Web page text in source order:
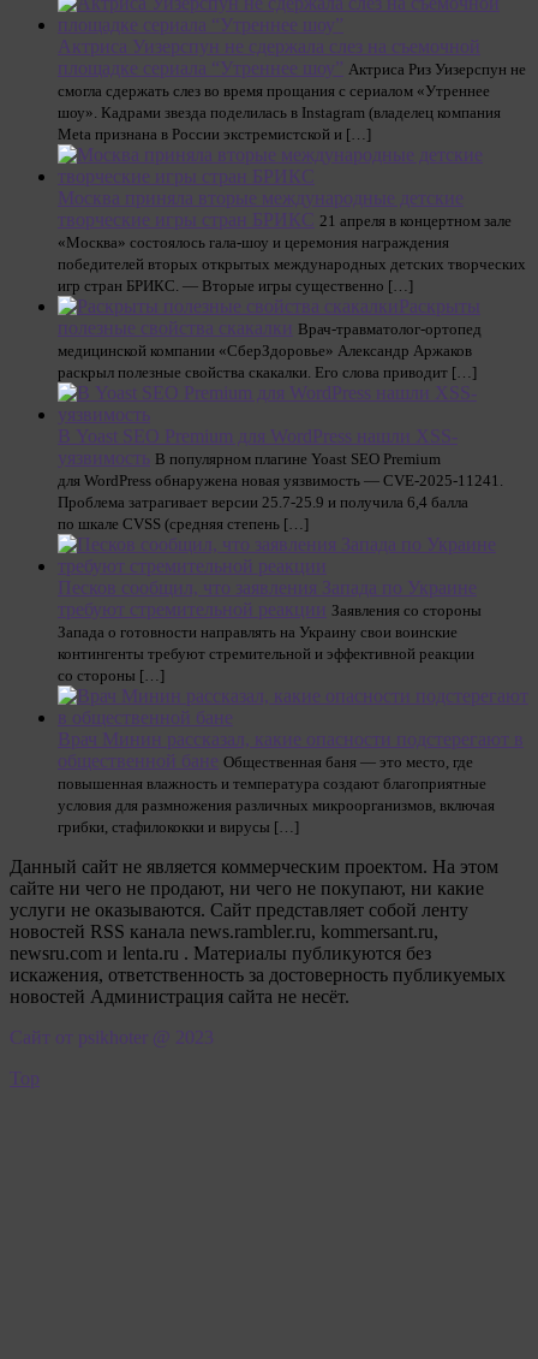
Актриса Уизерспун не сдержала слез на съемочной
площадке сериала “Утреннее шоу” Актриса Риз Уизерспун не
смогла сдержать слез во время прощания с сериалом «Утреннее
шоу». Кадрами звезда поделилась в Instagram (владелец компания
Meta признана в России экстремистской и […]
Москва приняла вторые международные детские
творческие игры стран БРИКС 21 апреля в концертном зале
«Москва» состоялось гала-шоу и церемония награждения
победителей вторых открытых международных детских творческих
игр стран БРИКС. — Вторые игры существенно […]
Раскрыты
полезные свойства скакалки Врач-травматолог-ортопед
медицинской компании «СберЗдоровье» Александр Аржаков
раскрыл полезные свойства скакалки. Его слова приводит […]
В Yoast SEO Premium для WordPress нашли XSS-
уязвимость В популярном плагине Yoast SEO Premium
для WordPress обнаружена новая уязвимость — CVE-2025-11241.
Проблема затрагивает версии 25.7-25.9 и получила 6,4 балла
по шкале CVSS (средняя степень […]
Песков сообщил, что заявления Запада по Украине
требуют стремительной реакции Заявления со стороны
Запада о готовности направлять на Украину свои воинские
контингенты требуют стремительной и эффективной реакции
со стороны […]
Врач Минин рассказал, какие опасности подстерегают в
общественной бане Общественная баня — это место, где
повышенная влажность и температура создают благоприятные
условия для размножения различных микроорганизмов, включая
грибки, стафилококки и вирусы […]
Данный сайт не является коммерческим проектом. На этом
сайте ни чего не продают, ни чего не покупают, ни какие
услуги не оказываются. Сайт представляет собой ленту
новостей RSS канала news.rambler.ru, kommersant.ru,
newsru.com и lenta.ru . Материалы публикуются без
искажения, ответственность за достоверность публикуемых
новостей Администрация сайта не несёт.
Сайт от psikhoter @ 2023
Top